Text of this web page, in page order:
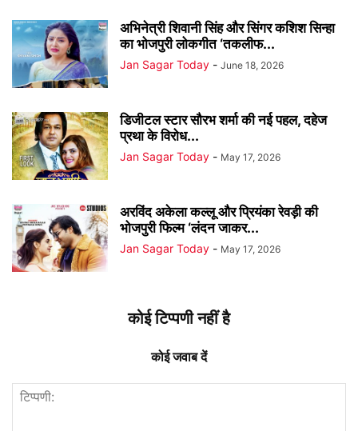
अभिनेत्री शिवानी सिंह और सिंगर कशिश सिन्हा
का भोजपुरी लोकगीत ‘तकलीफ...
Jan Sagar Today - June 18, 2026
डिजीटल स्टार सौरभ शर्मा की नई पहल, दहेज
प्रथा के विरोध...
Jan Sagar Today - May 17, 2026
अरविंद अकेला कल्लू और प्रियंका रेवड़ी की
भोजपुरी फिल्म ‘लंदन जाकर...
Jan Sagar Today - May 17, 2026
कोई टिप्पणी नहीं है
कोई जवाब दें